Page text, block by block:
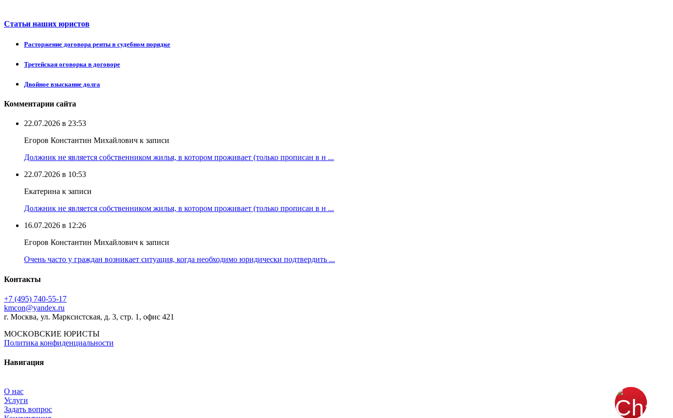
Статьи наших юристов
Расторжение договора ренты в судебном порядке
Третейская оговорка в договоре
Двойное взыскание долга
Комментарии сайта
22.07.2026 в 23:53
Егоров Константин Михайлович к записи
Должник не является собственником жилья, в котором проживает (только прописан в н ...
22.07.2026 в 10:53
Екатерина к записи
Должник не является собственником жилья, в котором проживает (только прописан в н ...
16.07.2026 в 12:26
Егоров Константин Михайлович к записи
Очень часто у граждан возникает ситуация, когда необходимо юридически подтвердить ...
Контакты
+7 (495) 740‑55‑17
kmcon@yandex.ru
г. Москва, ул. Марксистская, д. 3, стр. 1, офис 421
МОСКОВСКИЕ ЮРИСТЫ
Политика конфиденциальности
Навигация
О нас
Услуги
Задать вопрос